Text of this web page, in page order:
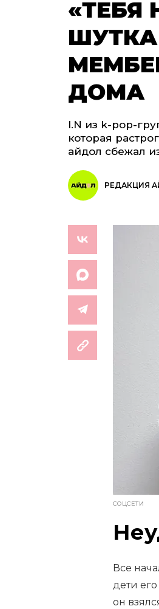
ДОМА
I.N из k-pop-
которая
айдол сбежал
РЕДАКЦИЯ
СОЦСЕТИ
Все
дети
он